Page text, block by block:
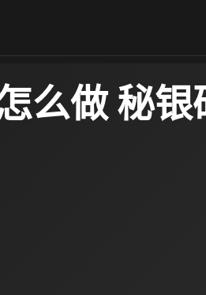
么做 秘银